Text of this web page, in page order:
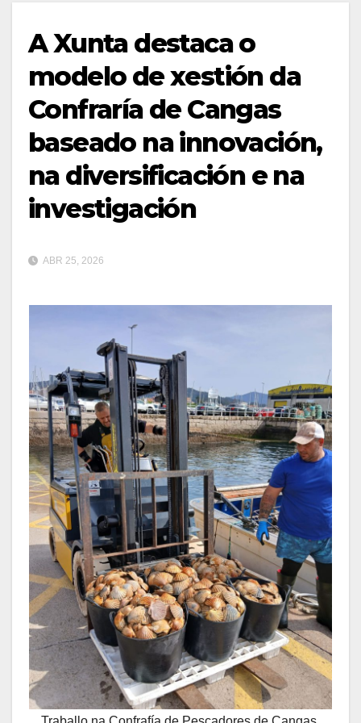
A Xunta destaca o
modelo de xestión da
Confraría de Cangas
baseado na innovación,
na diversificación e na
investigación
ABR 25, 2026